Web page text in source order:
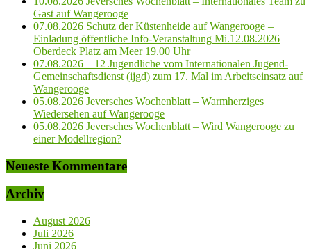
Gast auf Wangerooge
07.08.2026 Schutz der Küstenheide auf Wangerooge –
Einladung öffentliche Info-Veranstaltung Mi.12.08.2026
Oberdeck Platz am Meer 19.00 Uhr
07.08.2026 – 12 Jugendliche vom Internationalen Jugend-
Gemeinschaftsdienst (ijgd) zum 17. Mal im Arbeitseinsatz auf
Wangerooge
05.08.2026 Jeversches Wochenblatt – Warmherziges
Wiedersehen auf Wangerooge
05.08.2026 Jeversches Wochenblatt – Wird Wangerooge zu
einer Modellregion?
Neueste Kommentare
Archiv
August 2026
Juli 2026
Juni 2026